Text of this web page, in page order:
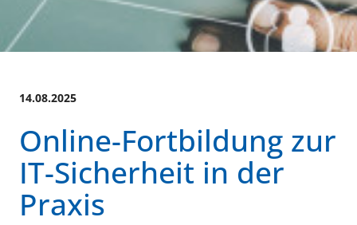
14.08.2025
Online-Fortbildung zur
IT-Sicherheit in der
Praxis